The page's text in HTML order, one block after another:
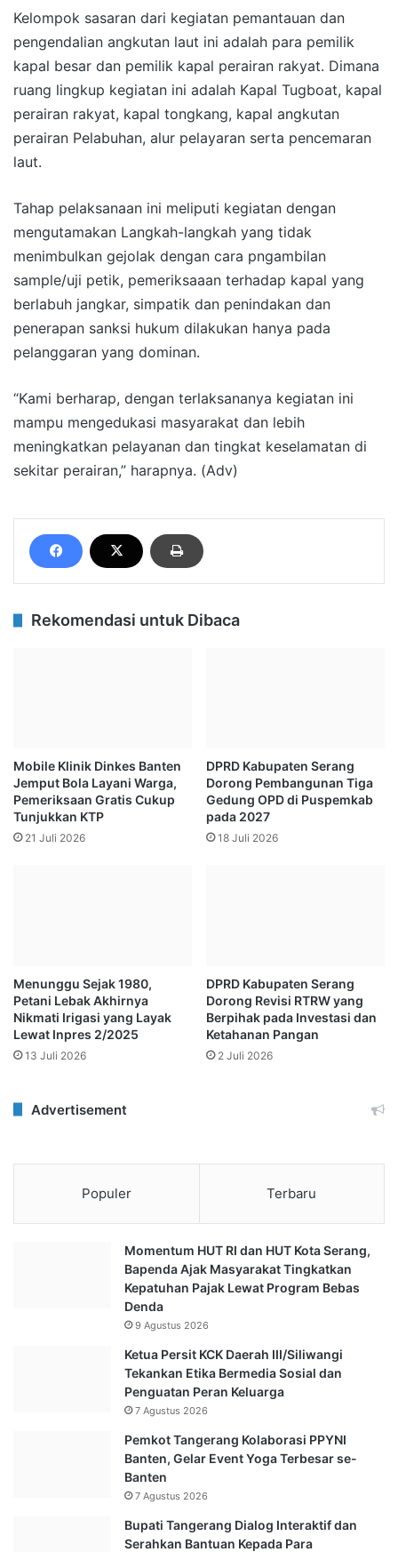
Kelompok sasaran dari kegiatan pemantauan dan
pengendalian angkutan laut ini adalah para pemilik
kapal besar dan pemilik kapal perairan rakyat. Dimana
ruang lingkup kegiatan ini adalah Kapal Tugboat, kapal
perairan rakyat, kapal tongkang, kapal angkutan
perairan Pelabuhan, alur pelayaran serta pencemaran
laut.
Tahap pelaksanaan ini meliputi kegiatan dengan
mengutamakan Langkah-langkah yang tidak
menimbulkan gejolak dengan cara pngambilan
sample/uji petik, pemeriksaaan terhadap kapal yang
berlabuh jangkar, simpatik dan penindakan dan
penerapan sanksi hukum dilakukan hanya pada
pelanggaran yang dominan.
“Kami berharap, dengan terlaksananya kegiatan ini
mampu mengedukasi masyarakat dan lebih
meningkatkan pelayanan dan tingkat keselamatan di
sekitar perairan,” harapnya. (Adv)
Rekomendasi untuk Dibaca
Mobile Klinik Dinkes Banten
Jemput Bola Layani Warga,
Pemeriksaan Gratis Cukup
Tunjukkan KTP
21 Juli 2026
DPRD Kabupaten Serang
Dorong Pembangunan Tiga
Gedung OPD di Puspemkab
pada 2027
18 Juli 2026
Menunggu Sejak 1980,
Petani Lebak Akhirnya
Nikmati Irigasi yang Layak
Lewat Inpres 2/2025
13 Juli 2026
DPRD Kabupaten Serang
Dorong Revisi RTRW yang
Berpihak pada Investasi dan
Ketahanan Pangan
2 Juli 2026
Advertisement
Populer Terbaru
Momentum HUT RI dan HUT Kota Serang,
Bapenda Ajak Masyarakat Tingkatkan
Kepatuhan Pajak Lewat Program Bebas
Denda
9 Agustus 2026
Ketua Persit KCK Daerah III/Siliwangi
Tekankan Etika Bermedia Sosial dan
Penguatan Peran Keluarga
7 Agustus 2026
Pemkot Tangerang Kolaborasi PPYNI
Banten, Gelar Event Yoga Terbesar se-
Banten
7 Agustus 2026
Bupati Tangerang Dialog Interaktif dan
Serahkan Bantuan Kepada Para